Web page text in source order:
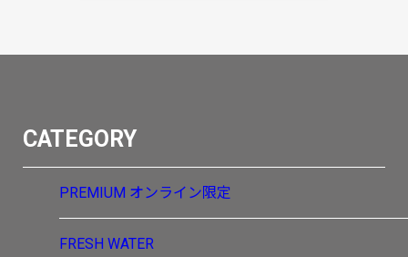
CATEGORY
PREMIUM オンライン限定
FRESH WATER